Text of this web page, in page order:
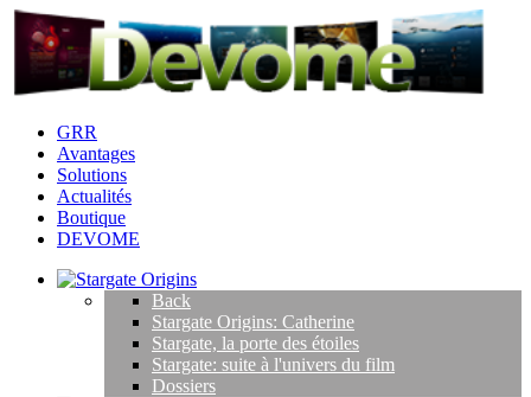
GRR
Avantages
Solutions
Actualités
Boutique
DEVOME
Back
Stargate Origins: Catherine
Stargate, la porte des étoiles
Stargate: suite à l'univers du film
Dossiers